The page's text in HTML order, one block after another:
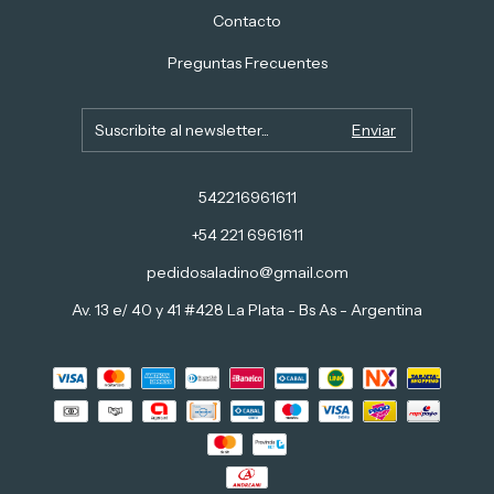
Contacto
Preguntas Frecuentes
542216961611
+54 221 6961611
pedidosaladino@gmail.com
Av. 13 e/ 40 y 41 #428 La Plata - Bs As - Argentina